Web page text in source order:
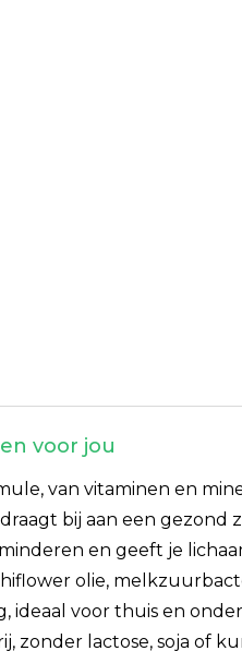
voor jou
van vitaminen en
bij aan een gezond
en geeft je
olie,
ideaal voor thuis en
zonder lactose, soja of